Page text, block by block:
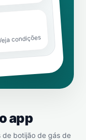
condições
app
de botijão de gás de